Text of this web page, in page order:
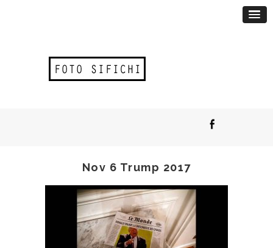
Nov 6 Trump 2017